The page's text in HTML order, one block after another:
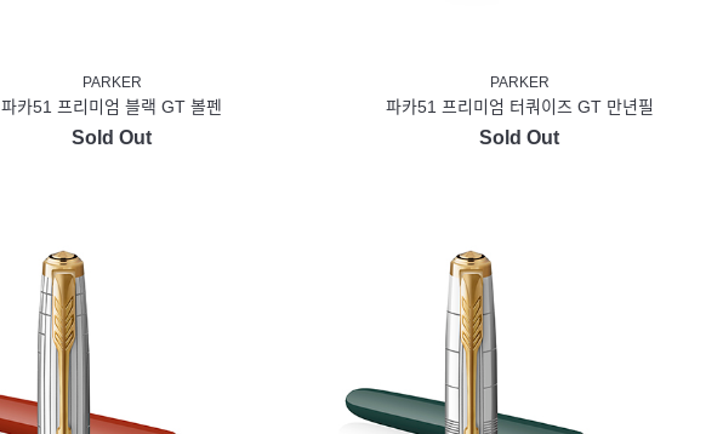
PARKER
파카51 프리미엄 블랙 GT 볼펜
Sold Out
PARKER
파카51 프리미엄 터쿼이즈 GT 만년필
Sold Out